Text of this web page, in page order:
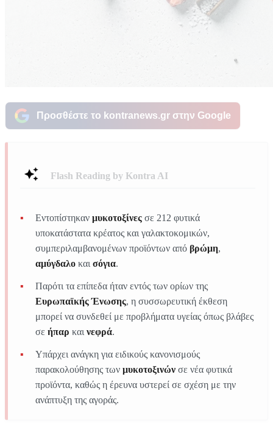
Προσθέστε το kontranews.gr στην Google
Flash Reading by Kontra AI
Εντοπίστηκαν μυκοτοξίνες σε 212 φυτικά
υποκατάστατα κρέατος και γαλακτοκομικών,
συμπεριλαμβανομένων προϊόντων από βρώμη,
αμύγδαλο και σόγια.
Παρότι τα επίπεδα ήταν εντός των ορίων της
Ευρωπαϊκής Ένωσης, η συσσωρευτική έκθεση
μπορεί να συνδεθεί με προβλήματα υγείας όπως βλάβες
σε ήπαρ και νεφρά.
Υπάρχει ανάγκη για ειδικούς κανονισμούς
παρακολούθησης των μυκοτοξινών σε νέα φυτικά
προϊόντα, καθώς η έρευνα υστερεί σε σχέση με την
ανάπτυξη της αγοράς.